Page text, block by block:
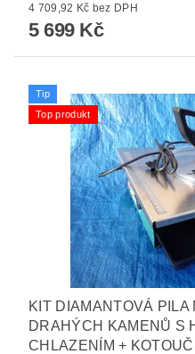
4 709,92 Kč bez DPH
5 699 Kč
Tip
Top produkt
KIT DIAMANTOVÁ
DRAHÝCH KAMENŮ S
CHLAZENÍM +